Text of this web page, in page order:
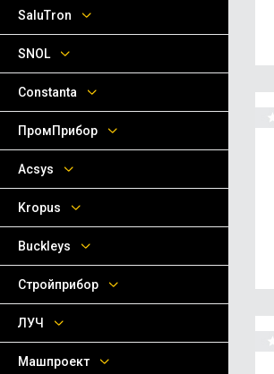
SaluTron
SNOL
Сonstanta
ПромПрибор
Acsys
Kropus
Buckleys
Стройприбор
ЛУЧ
Машпроект